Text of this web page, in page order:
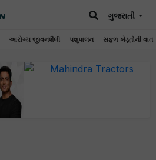
આરોગ્ય જીવનશૈલી પશુપાલન સફળ ખેડૂતોની વાત
ગુજરાતી